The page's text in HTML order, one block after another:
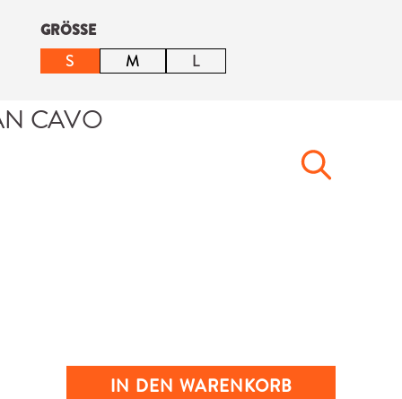
GRÖSSEauswählen
S M(Diese Option ist zurzeit nicht verfügbar.)
L
IN DEN WARENKORB